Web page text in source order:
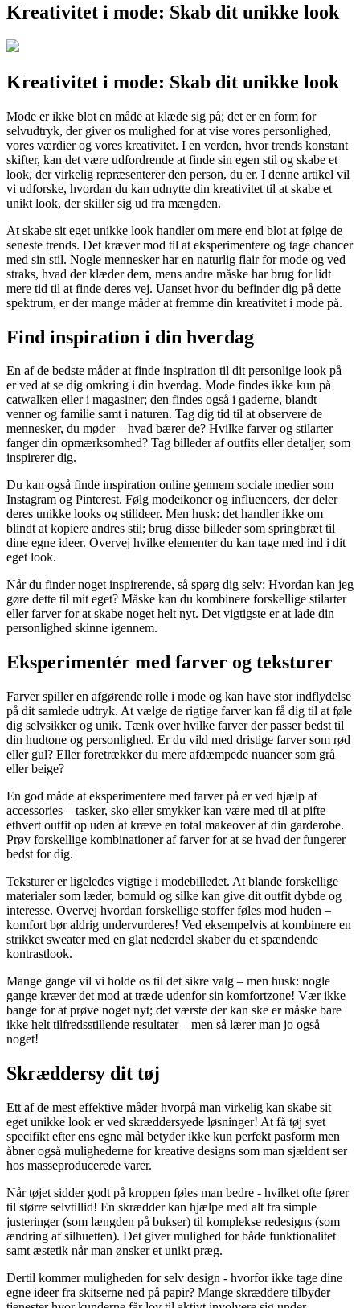
Kreativitet i mode: Skab dit unikke look
Kreativitet i mode: Skab dit unikke look
Mode er ikke blot en måde at klæde sig på; det er en form for
selvudtryk, der giver os mulighed for at vise vores personlighed,
vores værdier og vores kreativitet. I en verden, hvor trends konstant
skifter, kan det være udfordrende at finde sin egen stil og skabe et
look, der virkelig repræsenterer den person, du er. I denne artikel vil
vi udforske, hvordan du kan udnytte din kreativitet til at skabe et
unikt look, der skiller sig ud fra mængden.
At skabe sit eget unikke look handler om mere end blot at følge de
seneste trends. Det kræver mod til at eksperimentere og tage chancer
med sin stil. Nogle mennesker har en naturlig flair for mode og ved
straks, hvad der klæder dem, mens andre måske har brug for lidt
mere tid til at finde deres vej. Uanset hvor du befinder dig på dette
spektrum, er der mange måder at fremme din kreativitet i mode på.
Find inspiration i din hverdag
En af de bedste måder at finde inspiration til dit personlige look på
er ved at se dig omkring i din hverdag. Mode findes ikke kun på
catwalken eller i magasiner; den findes også i gaderne, blandt
venner og familie samt i naturen. Tag dig tid til at observere de
mennesker, du møder – hvad bærer de? Hvilke farver og stilarter
fanger din opmærksomhed? Tag billeder af outfits eller detaljer, som
inspirerer dig.
Du kan også finde inspiration online gennem sociale medier som
Instagram og Pinterest. Følg modeikoner og influencers, der deler
deres unikke looks og stilideer. Men husk: det handler ikke om
blindt at kopiere andres stil; brug disse billeder som springbræt til
dine egne ideer. Overvej hvilke elementer du kan tage med ind i dit
eget look.
Når du finder noget inspirerende, så spørg dig selv: Hvordan kan jeg
gøre dette til mit eget? Måske kan du kombinere forskellige stilarter
eller farver for at skabe noget helt nyt. Det vigtigste er at lade din
personlighed skinne igennem.
Eksperimentér med farver og teksturer
Farver spiller en afgørende rolle i mode og kan have stor indflydelse
på dit samlede udtryk. At vælge de rigtige farver kan få dig til at føle
dig selvsikker og unik. Tænk over hvilke farver der passer bedst til
din hudtone og personlighed. Er du vild med dristige farver som rød
eller gul? Eller foretrækker du mere afdæmpede nuancer som grå
eller beige?
En god måde at eksperimentere med farver på er ved hjælp af
accessories – tasker, sko eller smykker kan være med til at pifte
ethvert outfit op uden at kræve en total makeover af din garderobe.
Prøv forskellige kombinationer af farver for at se hvad der fungerer
bedst for dig.
Teksturer er ligeledes vigtige i modebilledet. At blande forskellige
materialer som læder, bomuld og silke kan give dit outfit dybde og
interesse. Overvej hvordan forskellige stoffer føles mod huden –
komfort bør aldrig undervurderes! Ved eksempelvis at kombinere en
strikket sweater med en glat nederdel skaber du et spændende
kontrastlook.
Mange gange vil vi holde os til det sikre valg – men husk: nogle
gange kræver det mod at træde udenfor sin komfortzone! Vær ikke
bange for at prøve noget nyt; det værste der kan ske er måske bare
ikke helt tilfredsstillende resultater – men så lærer man jo også
noget!
Skræddersy dit tøj
Ett af de mest effektive måder hvorpå man virkelig kan skabe sit
eget unikke look er ved skræddersyede løsninger! At få tøj syet
specifikt efter ens egne mål betyder ikke kun perfekt pasform men
åbner også mulighederne for kreative designs som man sjældent ser
hos masseproducerede varer.
Når tøjet sidder godt på kroppen føles man bedre - hvilket ofte fører
til større selvtillid! En skrædder kan hjælpe med alt fra simple
justeringer (som længden på bukser) til komplekse redesigns (som
ændring af silhuetten). Det giver mulighed for både funktionalitet
samt æstetik når man ønsker et unikt præg.
Dertil kommer muligheden for selv design - hvorfor ikke tage dine
egne ideer fra skitserne ned på papir? Mange skræddere tilbyder